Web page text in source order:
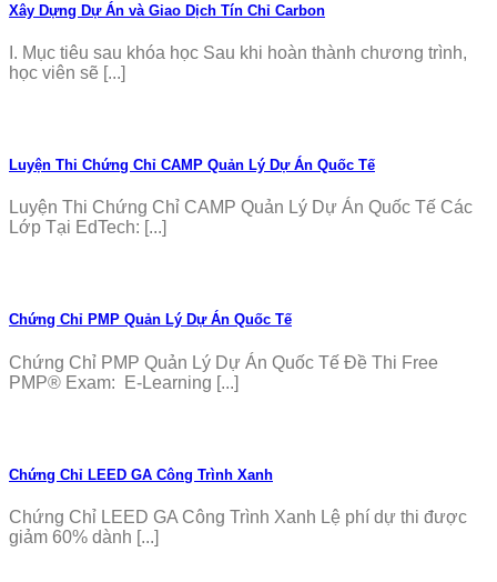
Xây Dựng Dự Án và Giao Dịch Tín Chỉ Carbon
I. Mục tiêu sau khóa học Sau khi hoàn thành chương trình,
học viên sẽ [...]
Luyện Thi Chứng Chỉ CAMP Quản Lý Dự Án Quốc Tế
Luyện Thi Chứng Chỉ CAMP Quản Lý Dự Án Quốc Tế Các
Lớp Tại EdTech: [...]
Chứng Chỉ PMP Quản Lý Dự Án Quốc Tế
Chứng Chỉ PMP Quản Lý Dự Án Quốc Tế Đề Thi Free
PMP® Exam: E-Learning [...]
Chứng Chỉ LEED GA Công Trình Xanh
Chứng Chỉ LEED GA Công Trình Xanh Lệ phí dự thi được
giảm 60% dành [...]